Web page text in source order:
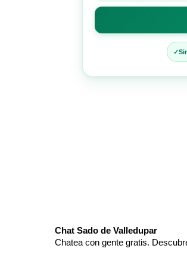
para
al
Chat Sado de Valledupar
Chatea con gente gratis.